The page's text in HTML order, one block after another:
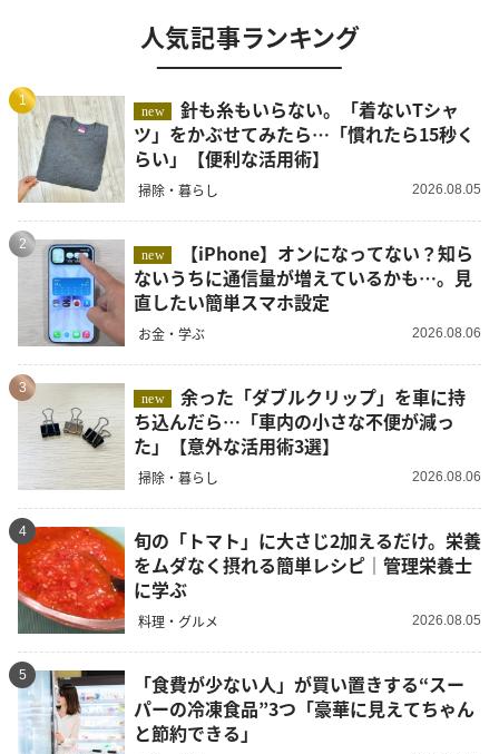
人気記事ランキング
1
new
針も糸もいらない。「着ないTシャ
ツ」をかぶせてみたら…「慣れたら15秒く
らい」【便利な活用術】
掃除・暮らし 2026.08.05
2
new
ないうちに通信量が増えているかも…。見
直したい簡単スマホ設定
お金・学ぶ 2026.08.06
3
new
余った「ダブルクリップ」を車に持
ち込んだら…「車内の小さな不便が減っ
た」【意外な活用術3選】
掃除・暮らし 2026.08.06
4
旬の「トマト」に大さじ2加えるだけ。栄養
をムダなく摂れる簡単レシピ｜管理栄養士
に学ぶ
料理・グルメ 2026.08.05
5
「食費が少ない人」が買い置きする“スー
パーの冷凍食品”3つ「豪華に見えてちゃん
と節約できる」